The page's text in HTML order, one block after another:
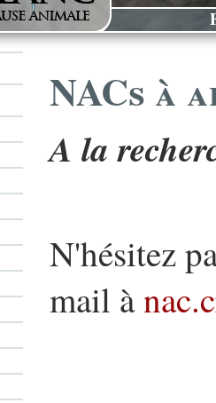
NACs à
A la
N'hésitez
mail à